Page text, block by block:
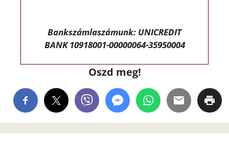
Bankszámlaszámunk: UNICREDIT
BANK 10918001-00000064-35950004
Oszd meg!